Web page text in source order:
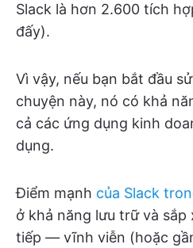
Slack là hơn 2.600 tích
đấy).
Vì vậy, nếu bạn bắt đầu
chuyện này, nó có khả
cả các ứng dụng kinh
dụng.
Điểm mạnh của Slack
ở khả năng lưu trữ và sắp
tiếp — vĩnh viễn (hoặc